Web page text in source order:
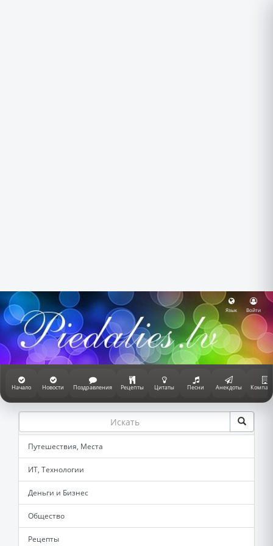
Язык Войти
Начало Новости Поздравления Рецепты Цитаты Песни Анекдоты
Путешествия, Места
ИТ, Технологии
Деньги и Бизнес
Общество
Рецепты